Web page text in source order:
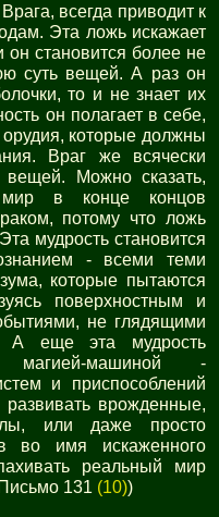
всегда приводит к
Эта ложь искажает
становится более не
суть вещей. А раз он
то и не знает их
он полагает в себе,
которые должны
Враг же всячески
вещей. Можно сказать,
мир в конце концов
потому что ложь
мудрость становится
- всеми теми
которые пытаются
поверхностным и
не глядящими
А еще эта мудрость
магией-машиной -
и приспособлений
развивать врожденные,
или даже просто
во имя искаженного
реальный мир
131 (10))